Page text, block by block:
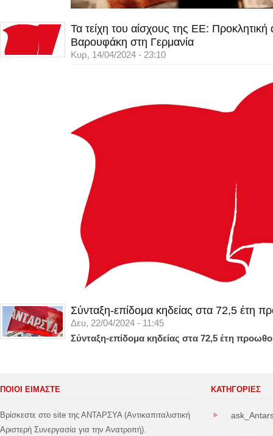
Τα τείχη του αίσχους της ΕΕ:
Βαρουφάκη στη Γερμανία
Κυρ, 14/04/2024 - 23:10
Σύνταξη-επίδομα κηδείας στα 72,5 έτη
Δευ, 22/04/2024 - 11:45
Σύνταξη-επίδομα κηδείας στα 72,5 έτη
ΠΟΙΟΙ ΕΙΜΑΣΤΕ
Βρίσκεστε στο site της ΑΝΤΑΡΣΥΑ (Αντικαπιταλιστική
Αριστερή Συνεργασία για την Ανατροπή).
ΚΑΤΗΓΟΡΊΕΣ